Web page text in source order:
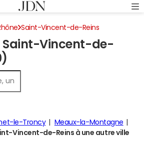
Saint-Vincent-de-Reins
Saint-Vincent-de-
le-Troncy
Meaux-la-Montagne
Vincent-de-Reins à une autre ville